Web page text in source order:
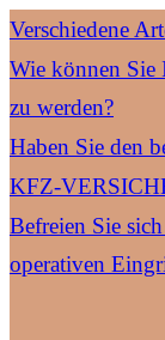
Verschiedene
Wie können Sie
zu werden?
Haben Sie den
KFZ-
Befreien Sie
operativen